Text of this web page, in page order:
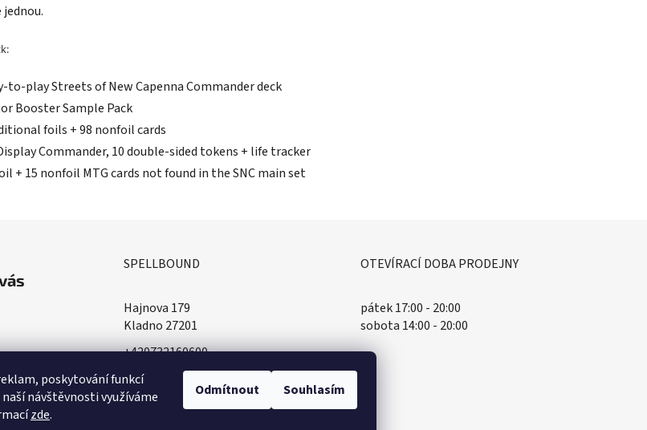
poskytování funkcí
návštěvnosti využíváme
zde.
Odmítnout Souhlasím
to-play Streets of New Capenna Commander deck
Booster Sample Pack
foils + 98 nonfoil cards
Commander, 10 double-sided tokens + life tracker
+ 15 nonfoil MTG cards not found in the SNC main set
údajů
SPELLBOUND
Hajnova 179
Kladno 27201
+420732160600
​info@spellbound.cz
OTEVÍRACÍ DOBA PRODEJNY
pátek 17:00 - 20:00
sobota 14:00 - 20:00